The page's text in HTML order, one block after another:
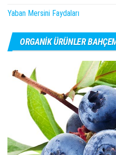
Yaban Mersini Faydaları
ORGANIK ÜRÜNLER